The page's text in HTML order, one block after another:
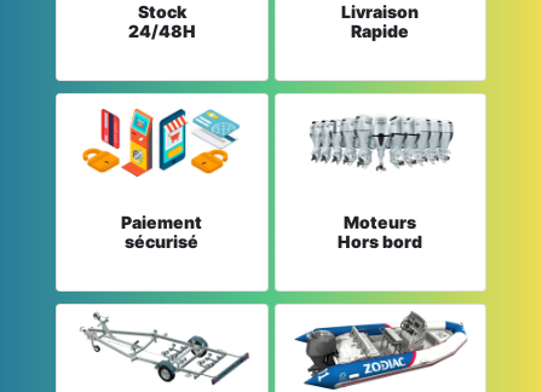
Stock
24/48H
Livraison
Rapide
Paiement
sécurisé
Moteurs
Hors bord